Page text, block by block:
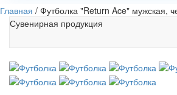
Главная / Футболка "Return Ace" мужская,
Сувенирная продукция